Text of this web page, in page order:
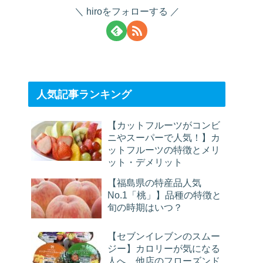
hiroをフォローする
人気記事ランキング
【カットフルーツがコンビ
ニやスーパーで人気！】カ
ットフルーツの特徴とメリ
ット・デメリット
【福島県の特産品人気
No.1「桃」】品種の特徴と
旬の時期はいつ？
【セブンイレブンのスムー
ジー】カロリーが気になる